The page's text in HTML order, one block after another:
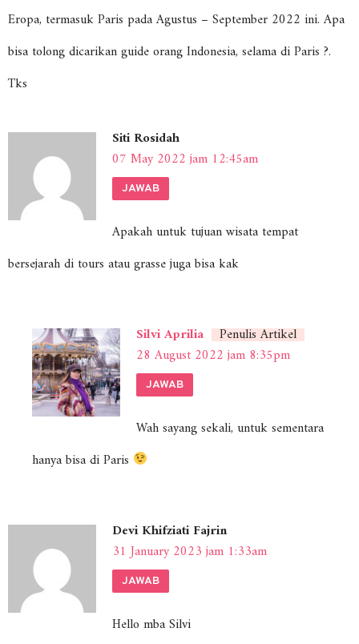
Eropa, termasuk Paris pada Agustus – September 2022 ini. Apa
bisa tolong dicarikan guide orang Indonesia, selama di Paris ?.
Tks
Siti Rosidah
07 May 2022 jam 12:45am
JAWAB
Apakah untuk tujuan wisata tempat
bersejarah di tours atau grasse juga bisa kak
Silvi Aprilia
Penulis Artikel
28 August 2022 jam 8:35pm
JAWAB
Wah sayang sekali, untuk sementara
hanya bisa di Paris
Devi Khifziati Fajrin
31 January 2023 jam 1:33am
JAWAB
Hello mba Silvi